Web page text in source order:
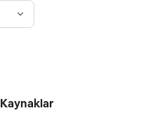
Kaynaklar